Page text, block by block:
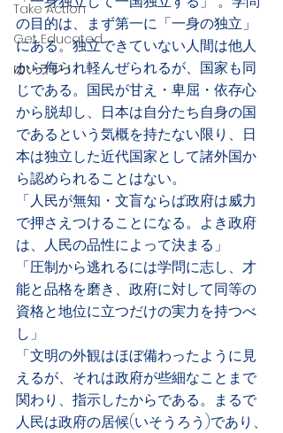
Take Action
Get Educated
ゆいラジ！
の目的は、まず第一に「一身の独立」
にある。独立できていない人間は他人
から侮られ軽んぜられるが、国家も同
じである。国民が甘え・卑屈・依存心
から脱却し、日本は自分たち自身の国
であるという気概を持たない限り、日
本は独立した近代国家として諸外国か
ら認められることはない。
「人民が無知・文盲ならば政府は威力
で押さえつけることになる。よき政府
は、人民の品性によって決まる」
「圧制から逃れるには学問に志し、才
能と品格を磨き、政府に対して同等の
資格と地位に立つだけの実力を持つべ
し」
「文明の外観はほぼ備わったように見
えるが、それは政府が些細なことまで
関わり、指示したからである。まるで
人民は政府の居候(いそうろう)であり、